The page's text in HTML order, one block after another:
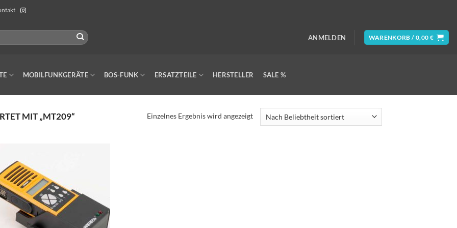
ANMELDEN WARENKORB / 0,00 €
MOBILFUNKGERÄTE BOS-FUNK ERSATZTEILE HERSTELLER SALE %
MIT „MT209“ Einzelnes Ergebnis wird angezeigt